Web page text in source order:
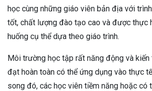
học cùng những giáo viên bản địa với
tốt, chất lượng đào tạo cao và được thực
huống cụ thể dựa theo giáo trình.
Môi trường học tập rất năng động và
đạt hoàn toàn có thể ứng dụng vào thực
song đó, các học viên tiềm năng hoặc có